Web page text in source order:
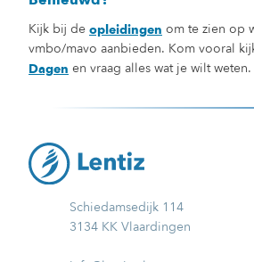
Kijk bij de opleidingen om te zien op
vmbo/mavo aanbieden. Kom vooral
Dagen en vraag alles wat je wilt weten.
Schiedamsedijk 114
3134 KK Vlaardingen